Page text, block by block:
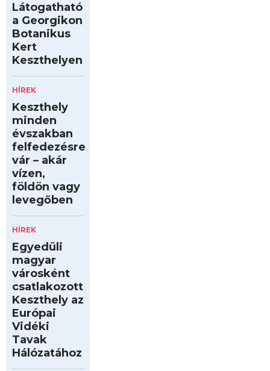
Látogatható
a Georgikon
Botanikus
Kert
Keszthelyen
HÍREK
Keszthely
minden
évszakban
felfedezésre
vár – akár
vízen,
földön vagy
levegőben
HÍREK
Egyedüli
magyar
városként
csatlakozott
Keszthely az
Európai
Vidéki
Tavak
Hálózatához